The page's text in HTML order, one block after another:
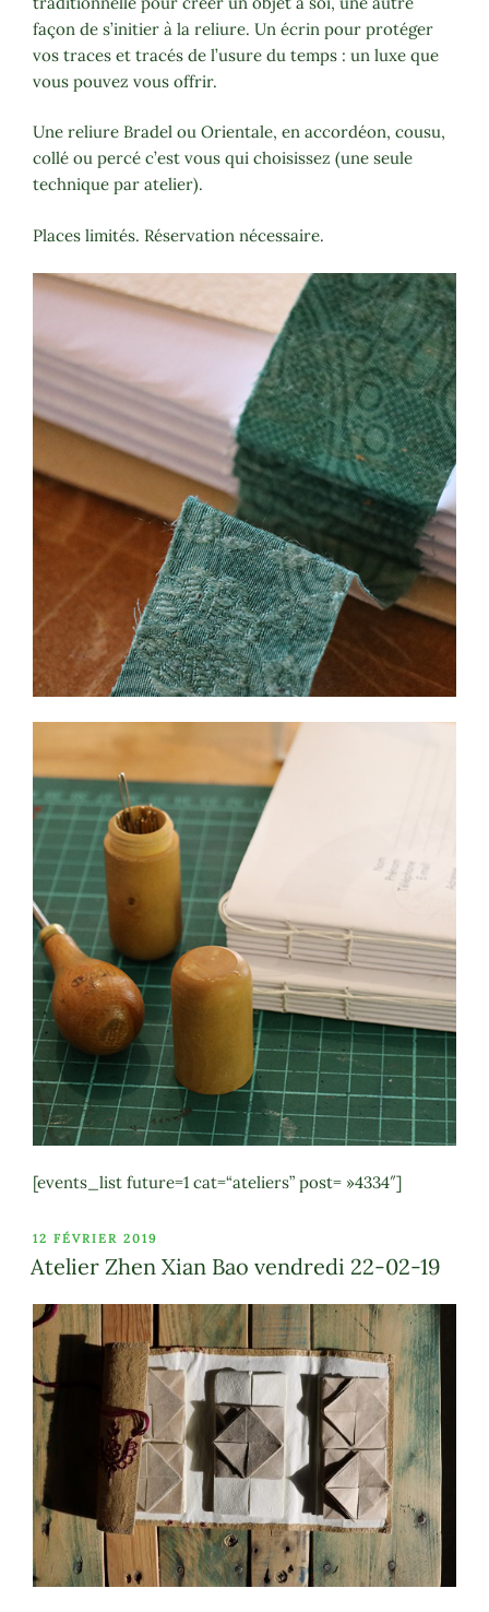
façon de s’initier à la reliure. Un écrin pour protéger
vos traces et tracés de l’usure du temps : un luxe que
vous pouvez vous offrir.
Une reliure Bradel ou Orientale, en accordéon, cousu,
collé ou percé c’est vous qui choisissez (une seule
technique par atelier).
Places limités. Réservation nécessaire.
[events_list future=1 cat=“ateliers” post= »4334″]
PUBLIÉ
LE
12 FÉVRIER 2019
Atelier Zhen Xian Bao vendredi 22-02-19